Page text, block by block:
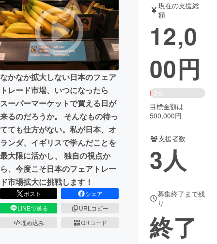
テクノロジー・ガジェット
映像・映画 書籍・雑誌
ビジネス・起業 チャレンジ
まちづくり・地域活性化
CAMPFIRE for Social Good
CAMPFIRE Creation
CAMPFIREふるさと納税machi-ya コミュニティ
なかなか拡大しない日本のフェア
トレード市場、いつになったら
スーパーマーケットで買える日が
来るのだろうか。 そんなもの待っ
てても仕方がない。私が日本、オ
ランダ、イギリスで学んだことを
最大限に活かし、 独自の視点か
ら、今度こそ日本のフェアトレー
ド市場拡大に挑戦します！
ポスト
シェア
LINEで送る
URLコピー
埋め込み
QRコード
現在の支援総
額
12,0
00円
2%
目標金額は
500,000円
支援者数
3人
募集終了まで残
り
終了